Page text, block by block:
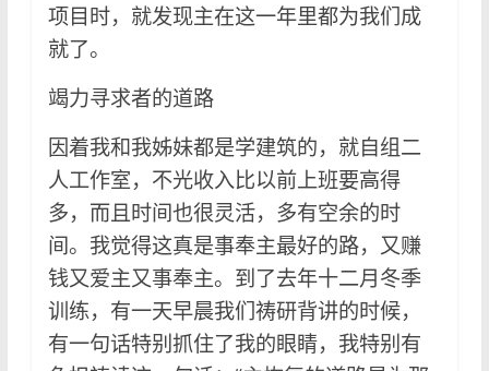
项目时，就发现主在这一年里都为我们成
就了。
竭力寻求者的道路
因着我和我姊妹都是学建筑的，就自组二
人工作室，不光收入比以前上班要高得
多，而且时间也很灵活，多有空余的时
间。我觉得这真是事奉主最好的路，又赚
钱又爱主又事奉主。到了去年十二月冬季
训练，有一天早晨我们祷研背讲的时候，
有一句话特别抓住了我的眼睛，我特别有